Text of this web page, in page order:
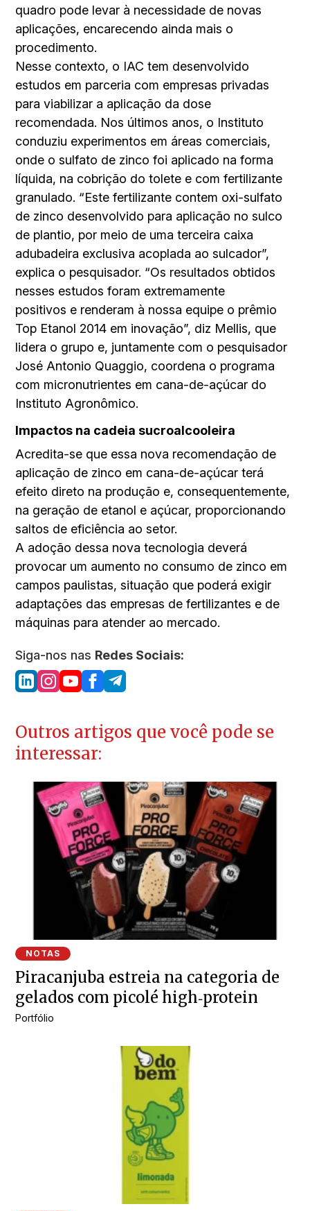
quadro pode levar à necessidade de novas
aplicações, encarecendo ainda mais o
procedimento.
Nesse contexto, o IAC tem desenvolvido
estudos em parceria com empresas privadas
para viabilizar a aplicação da dose
recomendada. Nos últimos anos, o Instituto
conduziu experimentos em áreas comerciais,
onde o sulfato de zinco foi aplicado na forma
líquida, na cobrição do tolete e com fertilizante
granulado. “Este fertilizante contem oxi-sulfato
de zinco desenvolvido para aplicação no sulco
de plantio, por meio de uma terceira caixa
adubadeira exclusiva acoplada ao sulcador”,
explica o pesquisador. “Os resultados obtidos
nesses estudos foram extremamente
positivos e renderam à nossa equipe o prêmio
Top Etanol 2014 em inovação”, diz Mellis, que
lidera o grupo e, juntamente com o pesquisador
José Antonio Quaggio, coordena o programa
com micronutrientes em cana-de-açúcar do
Instituto Agronômico.
Impactos na cadeia sucroalcooleira
Acredita-se que essa nova recomendação de
aplicação de zinco em cana-de-açúcar terá
efeito direto na produção e, consequentemente,
na geração de etanol e açúcar, proporcionando
saltos de eficiência ao setor.
A adoção dessa nova tecnologia deverá
provocar um aumento no consumo de zinco em
campos paulistas, situação que poderá exigir
adaptações das empresas de fertilizantes e de
máquinas para atender ao mercado.
Siga-nos nas Redes Sociais:
Outros artigos que você pode se
interessar:
NOTAS
Piracanjuba estreia na categoria de
gelados com picolé high‑protein
Portfólio